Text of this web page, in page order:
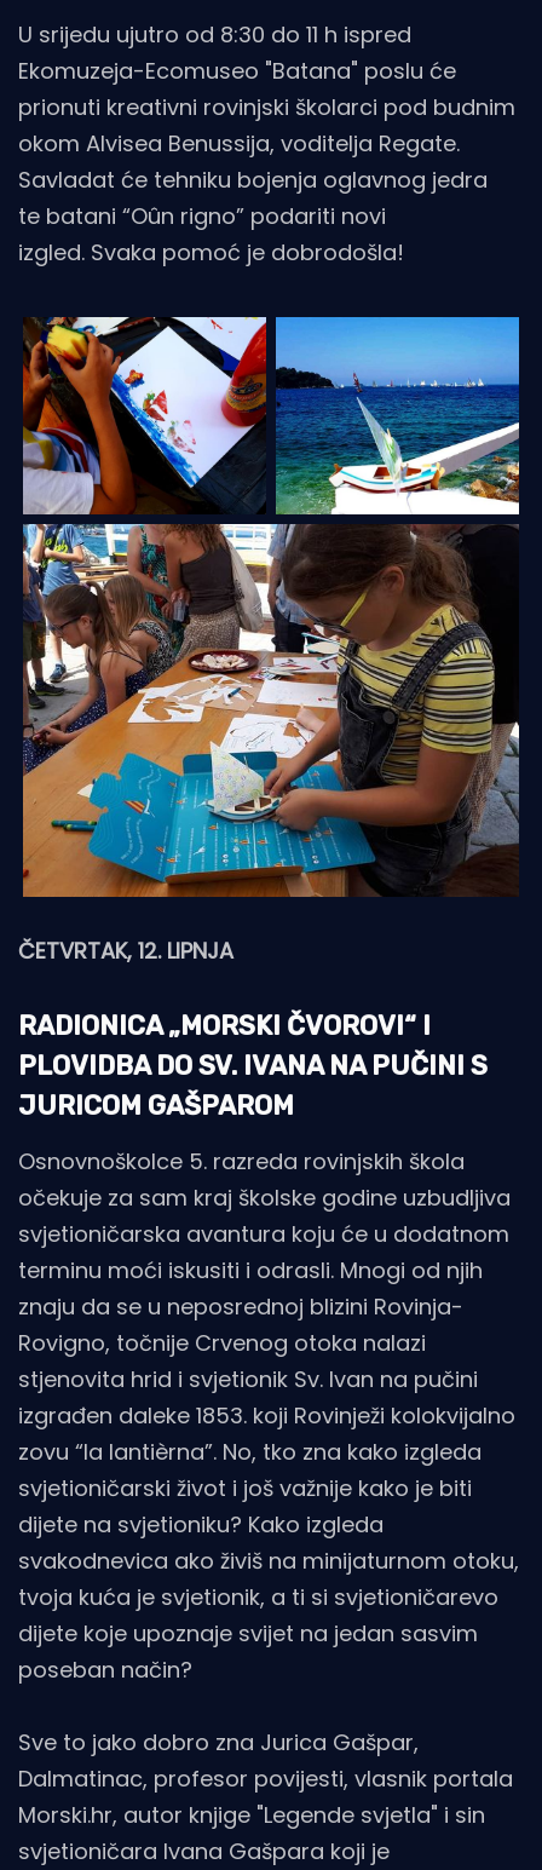
U srijedu ujutro od 8:30 do 11 h ispred
Ekomuzeja-Ecomuseo "Batana" poslu će
prionuti kreativni rovinjski školarci pod budnim
okom Alvisea Benussija, voditelja Regate.
Savladat će tehniku bojenja oglavnog jedra
te batani “Oûn rigno” podariti novi
izgled. Svaka pomoć je dobrodošla!
ČETVRTAK, 12. LIPNJA
RADIONICA „MORSKI ČVOROVI“ I
PLOVIDBA DO SV. IVANA NA PUČINI S
JURICOM GAŠPAROM
Osnovnoškolce 5. razreda rovinjskih škola
očekuje za sam kraj školske godine uzbudljiva
svjetioničarska avantura koju će u dodatnom
terminu moći iskusiti i odrasli. Mnogi od njih
znaju da se u neposrednoj blizini Rovinja-
Rovigno, točnije Crvenog otoka nalazi
stjenovita hrid i svjetionik Sv. Ivan na pučini
izgrađen daleke 1853. koji Rovinježi kolokvijalno
zovu “la lantièrna”. No, tko zna kako izgleda
svjetioničarski život i još važnije kako je biti
dijete na svjetioniku? Kako izgleda
svakodnevica ako živiš na minijaturnom otoku,
tvoja kuća je svjetionik, a ti si svjetioničarevo
dijete koje upoznaje svijet na jedan sasvim
poseban način?
Sve to jako dobro zna Jurica Gašpar,
Dalmatinac, profesor povijesti, vlasnik portala
Morski.hr, autor knjige "Legende svjetla" i sin
svjetioničara Ivana Gašpara koji je